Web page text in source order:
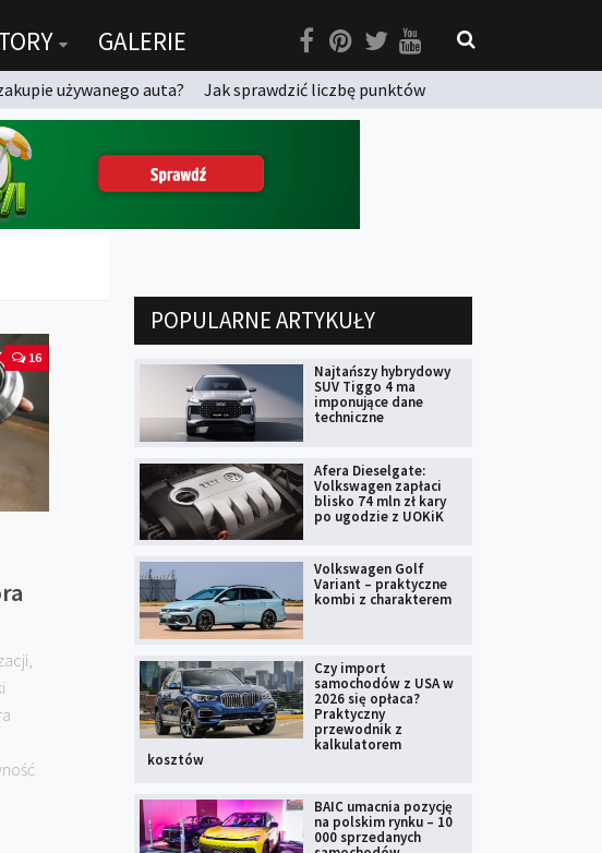
GALERIE
używanego auta?
Jak sprawdzić liczbę punktów
16
POPULARNE ARTYKUŁY
Najtańszy hybrydowy
SUV Tiggo 4 ma
imponujące dane
techniczne
Afera Dieselgate:
Volkswagen zapłaci
blisko 74 mln zł kary
po ugodzie z UOKiK
Volkswagen Golf
Variant – praktyczne
kombi z charakterem
Czy import
samochodów z USA w
2026 się opłaca?
Praktyczny
przewodnik z
kalkulatorem
kosztów
BAIC umacnia pozycję
na polskim rynku – 10
000 sprzedanych